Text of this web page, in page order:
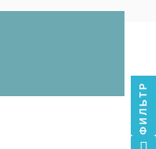
ФИЛЬТР